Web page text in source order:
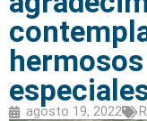
agosto 19, 2022